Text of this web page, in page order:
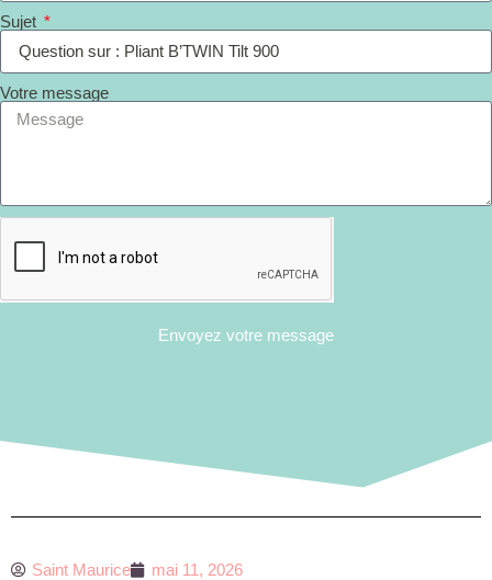
Sujet
Votre message
Envoyez votre message
Saint Maurice mai 11, 2026